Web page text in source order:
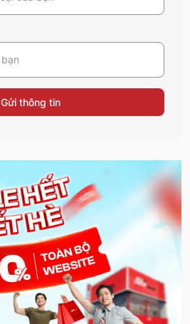
Gửi thông tin